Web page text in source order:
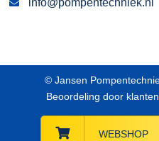
© Jansen
Beoordeling door
WEBSHOP